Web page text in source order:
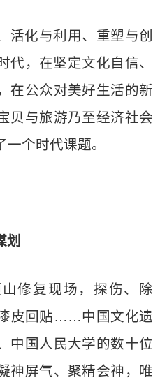
活化与利用、重塑与创
，在坚定文化自信、
在公众对美好生活的新
贝与旅游乃至经济社会
个时代课题。
划
修复现场，探伤、除
皮回贴……中国文化遗
中国人民大学的数十位
神屏气、聚精会神，唯